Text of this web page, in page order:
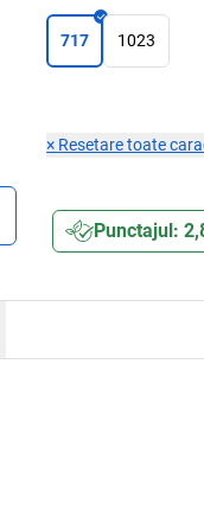
717 1023
× Resetare toate
Punctajul: